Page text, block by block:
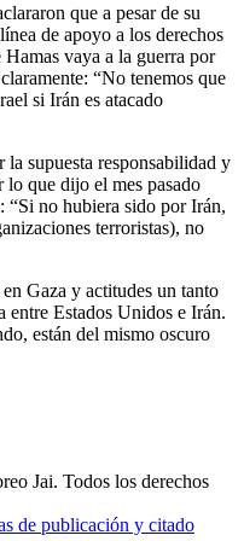
que a pesar de su
de apoyo a los derechos
vaya a la guerra por
“No tenemos que
si Irán es atacado
la supuesta responsabilidad y
lo que dijo el mes pasado
“Si no hubiera sido por Irán,
terroristas), no
Gaza y actitudes un tanto
entre Estados Unidos e Irán.
están del mismo oscuro
Jai. Todos los derechos
de publicación y citado